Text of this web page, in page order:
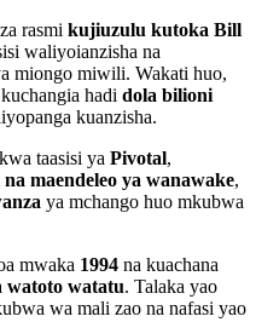
rasmi kujiuzulu kutoka Bill
waliyoianzisha na
miongo miwili. Wakati huo,
hadi dola bilioni
kuanzisha.
taasisi ya Pivotal,
maendeleo ya wanawake,
ya mchango huo mkubwa
mwaka 1994 na kuachana
watoto watatu. Talaka yao
wa mali zao na nafasi yao